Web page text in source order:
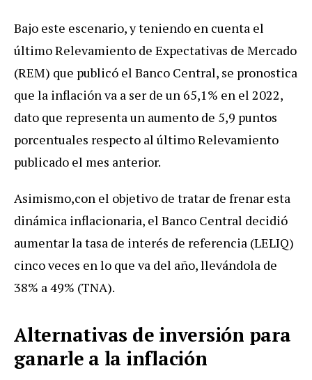
Bajo este escenario, y teniendo en cuenta el
último Relevamiento de Expectativas de Mercado
(REM) que publicó el Banco Central, se pronostica
que la inflación va a ser de un 65,1% en el 2022,
dato que representa un aumento de 5,9 puntos
porcentuales respecto al último Relevamiento
publicado el mes anterior.
Asimismo,con el objetivo de tratar de frenar esta
dinámica inflacionaria, el Banco Central decidió
aumentar la tasa de interés de referencia (LELIQ)
cinco veces en lo que va del año, llevándola de
38% a 49% (TNA).
Alternativas de inversión para
ganarle a la inflación